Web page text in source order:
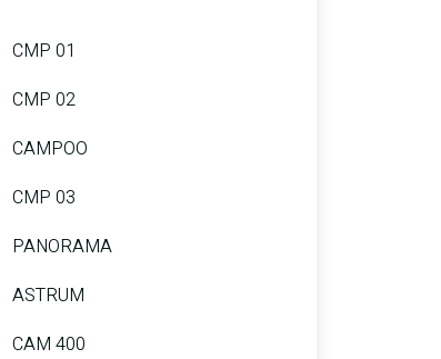
CMP 01
CMP 02
CAMPOO
CMP 03
PANORAMA
ASTRUM
CAM 400